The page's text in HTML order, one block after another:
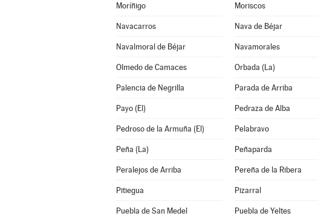
Moríñigo Moriscos
Navacarros Nava de Béjar
Navalmoral de Béjar Navamorales
Olmedo de Camaces Orbada (La)
Palencia de Negrilla Parada de Arriba
Payo (El) Pedraza de Alba
Pedroso de la Armuña (El) Pelabravo
Peña (La) Peñaparda
Peralejos de Arriba Pereña de la Ribera
Pitiegua Pizarral
Puebla de San Medel Puebla de Yeltes